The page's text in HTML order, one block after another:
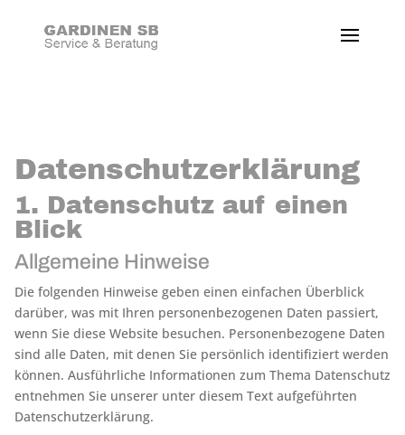
Datenschutz­erklärung
1. Datenschutz auf einen
Blick
Allgemeine Hinweise
Die folgenden Hinweise geben einen einfachen Überblick
darüber, was mit Ihren personenbezogenen Daten passiert,
wenn Sie diese Website besuchen. Personenbezogene Daten
sind alle Daten, mit denen Sie persönlich identifiziert werden
können. Ausführliche Informationen zum Thema Datenschutz
entnehmen Sie unserer unter diesem Text aufgeführten
Datenschutzerklärung.